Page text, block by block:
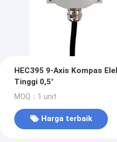
HEC395 9-Axis Kompas
Tinggi 0,5°
MOQ：1 unit
Harga terbaik